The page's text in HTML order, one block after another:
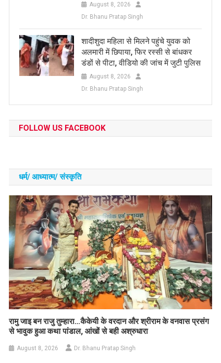
August 8, 2026
Dr. Bhanu Pratap Singh
शादीशुदा महिला से मिलने पहुंचे युवक को
अलमारी में छिपाया, फिर रस्सी से बांधकर
डंडों से पीटा, वीडियो की जांच में जुटी पुलिस
August 8, 2026
Dr. Bhanu Pratap Singh
FOLLOW US FACEBOOK
धर्म/ आध्‍यात्‍म/ संस्‍कृति
रामु जाइ बन राजु तुम्हारा…कैकेयी के वरदान और श्रीराम के वनवास प्रसंग
से भावुक हुआ कथा पांडाल, आंखों से बही अश्रुधारा
August 8, 2026 Dr. Bhanu Pratap Singh